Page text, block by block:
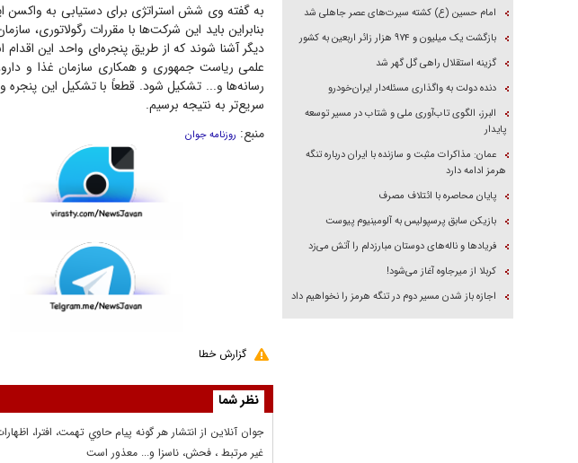
به گفته وی شش استراتژی برای دستیابی به واکسن
بنابراین باید این شرکت‌ها با مقررات رگولاتوری،
دیگر آشنا شوند که از طریق پنجره‌ای واحد این
علمی ریاست جمهوری و همکاری سازمان غذا و
رسانه‌ها و... تشکیل شود. قطعاً با تشکیل این
سریع‌تر به نتیجه برسیم.
منبع: روزنامه جوان
گزارش خطا
نظر شما
جوان آنلاين از انتشار هر گونه پيام حاوي تهمت، افترا،
غير مرتبط ، فحش، ناسزا و... معذور است
امام حسین (ع) کشته سیرت‌های عصر جاهلی شد
بازگشت یک میلیون و ۹۷۴ هزار زائر اربعین به کشور
گزینه استقلال راهی گل گهر شد
دنده دولت به واگذاری مسئله‌دار ایران‌خودرو
البرز، الگوی تاب‌آوری ملی و شتاب در مسیر توسعه
پایدار
عمان: مذاکرات مثبت و سازنده با ایران درباره تنگه
هرمز ادامه دارد
پایان محاصره با ائتلاف مصرف
بازیکن سابق پرسپولیس به آلومینیوم پیوست
فریاد‌ها و ناله‌های دوستان مبارزدلم را آتش می‌زد
کربلا از میرجاوه آغاز می‌شود!
اجازه باز شدن مسیر دوم در تنگه هرمز را نخواهیم داد